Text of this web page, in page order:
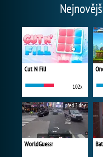
Cut N Fill
102x
WorldGuessr
před 2 dny